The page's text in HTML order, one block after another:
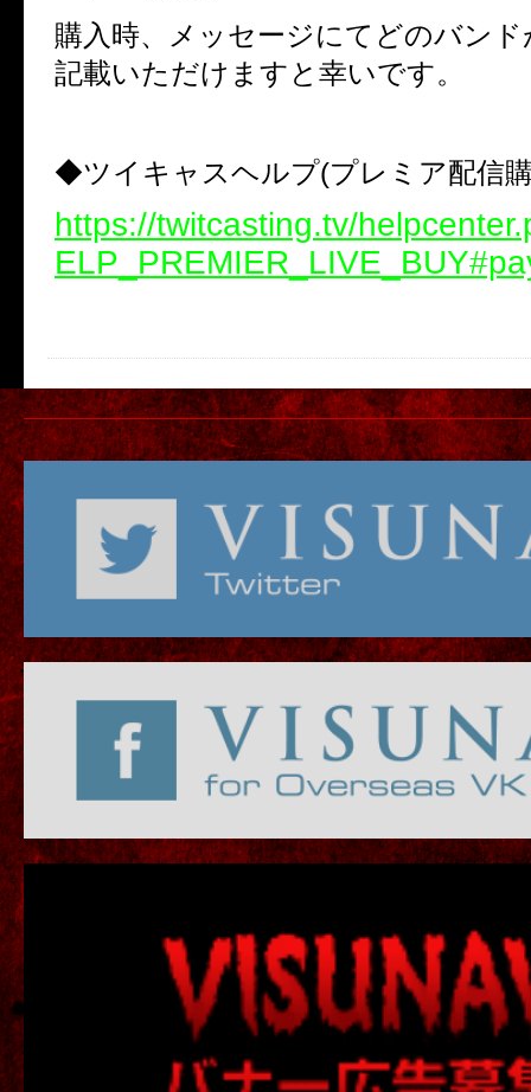
購入時、メッセージにてどのバン
記載いただけますと幸いです。
◆ツイキャスヘルプ(プレミア配信
https://twitcasting.tv/